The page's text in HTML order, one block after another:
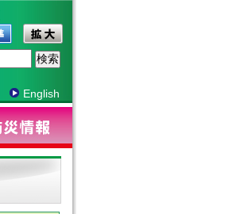
English